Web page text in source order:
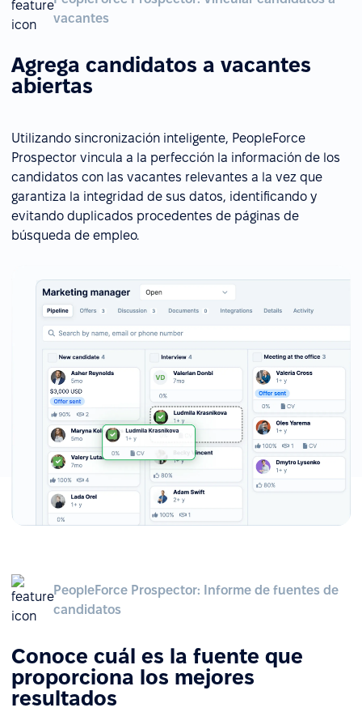
vacantes
Agrega candidatos a vacantes
abiertas
Utilizando sincronización inteligente, PeopleForce
Prospector vincula a la perfección la información de los
candidatos con las vacantes relevantes a la vez que
garantiza la integridad de sus datos, identificando y
evitando duplicados procedentes de páginas de
búsqueda de empleo.
PeopleForce Prospector: Informe de fuentes de
candidatos
Conoce cuál es la fuente que
proporciona los mejores
resultados